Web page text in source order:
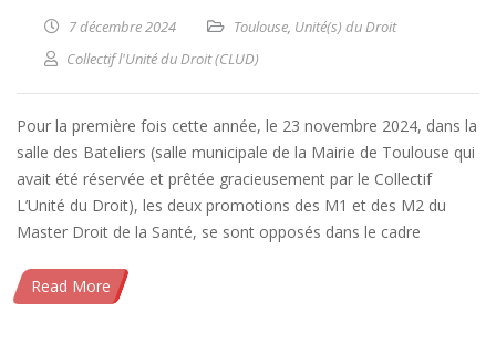
7 décembre 2024 Toulouse, Unité(s) du Droit
Collectif l'Unité du Droit (CLUD)
Pour la première fois cette année, le 23 novembre 2024, dans la
salle des Bateliers (salle municipale de la Mairie de Toulouse qui
avait été réservée et prêtée gracieusement par le Collectif
L’Unité du Droit), les deux promotions des M1 et des M2 du
Master Droit de la Santé, se sont opposés dans le cadre
Read More